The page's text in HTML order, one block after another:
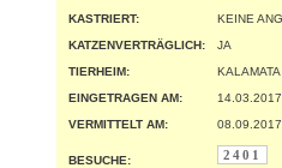
KASTRIERT:
KEINE
KATZENVERTRÄGLICH:
JA
TIERHEIM:
KALAMATA
EINGETRAGEN AM:
14.03.2017
VERMITTELT AM:
08.09.2017
BESUCHE: 2401